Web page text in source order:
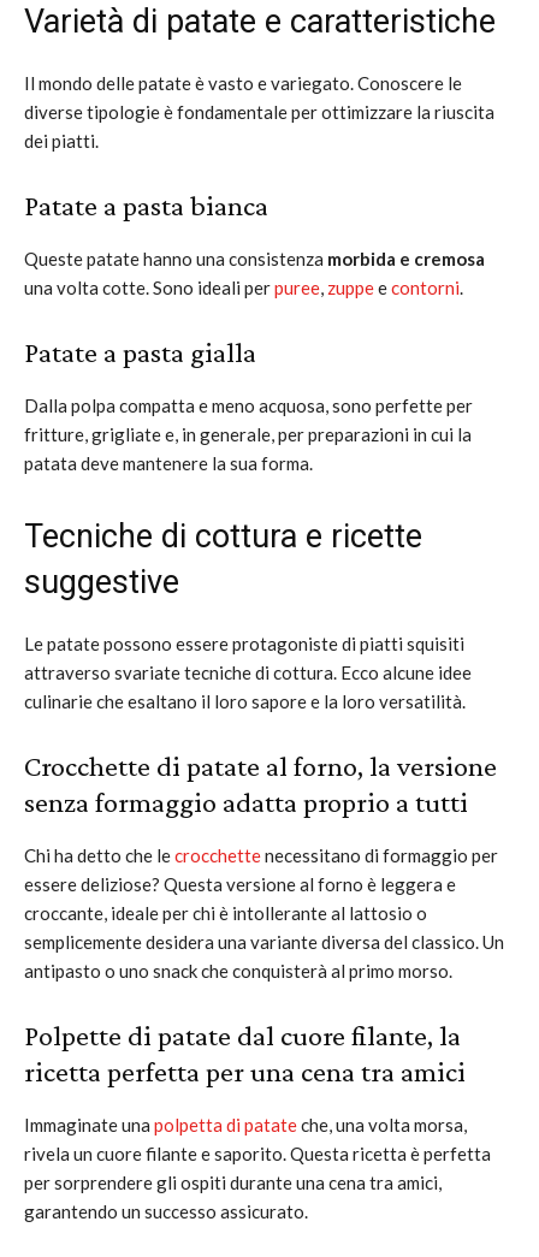
Varietà di patate e caratteristiche
Il mondo delle patate è vasto e variegato. Conoscere le
diverse tipologie è fondamentale per ottimizzare la riuscita
dei piatti.
Patate a pasta bianca
Queste patate hanno una consistenza morbida e cremosa
una volta cotte. Sono ideali perpuree, zuppeecontorni.
Patate a pasta gialla
Dalla polpa compatta e meno acquosa, sono perfette per
fritture, grigliate e, in generale, per preparazioni in cui la
patata deve mantenere la sua forma.
Tecniche di cottura e ricette
suggestive
Le patate possono essere protagoniste di piatti squisiti
attraverso svariate tecniche di cottura. Ecco alcune idee
culinarie che esaltano il loro sapore e la loro versatilità.
Crocchette di patate al forno, la versione
senza formaggio adatta proprio a tutti
Chi ha detto che lecrocchettenecessitano di formaggio per
essere deliziose? Questa versione al forno è leggera e
croccante, ideale per chi è intollerante al lattosio o
semplicemente desidera una variante diversa del classico. Un
antipasto o uno snack che conquisterà al primo morso.
Polpette di patate dal cuore filante, la
ricetta perfetta per una cena tra amici
Immaginate una polpetta di patateche, una volta morsa,
rivela un cuore filante e saporito. Questa ricetta è perfetta
per sorprendere gli ospiti durante una cena tra amici,
garantendo un successo assicurato.